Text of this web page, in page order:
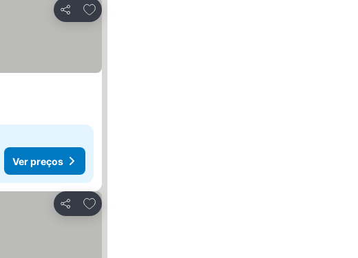
Partilhar
Adicionar aos favoritos
Ver preços
Partilhar
Adicionar aos favoritos